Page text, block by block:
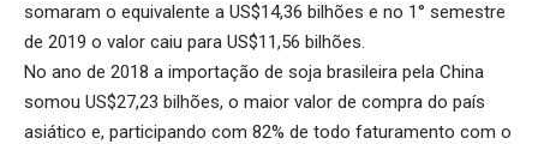
somaram o equivalente a US$14,36 bilhões e no 1° semestre
de 2019 o valor caiu para US$11,56 bilhões.
No ano de 2018 a importação de soja brasileira pela China
somou US$27,23 bilhões, o maior valor de compra do país
asiático e, participando com 82% de todo faturamento com o